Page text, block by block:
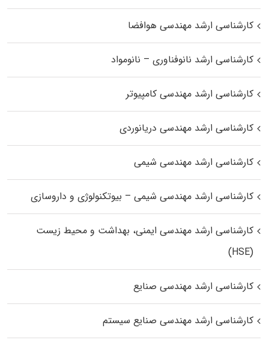
کارشناسی ارشد مهندسی هوافضا
کارشناسی ارشد نانوفناوری – نانومواد
کارشناسی ارشد مهندسی کامپیوتر
کارشناسی ارشد مهندسی دریانوردی
کارشناسی ارشد مهندسی شیمی
کارشناسی ارشد مهندسی شیمی – بیوتکنولوژی و داروسازی
کارشناسی ارشد مهندسی ایمنی، بهداشت و محیط زیست
(HSE)
کارشناسی ارشد مهندسی صنایع
کارشناسی ارشد مهندسی صنایع سیستم